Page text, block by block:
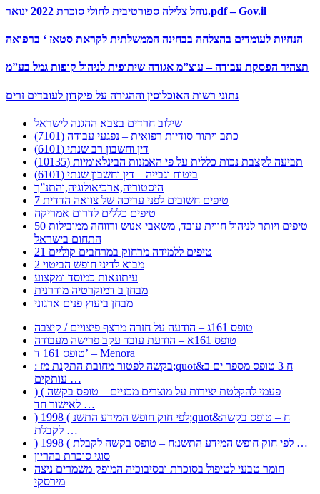
נוהל צלילה ספורטיבית לחולי סוכרת 2022 ינואר.pdf – Gov.il
הנחיות לעומדים בהצלחה בבחינה הממשלתית לקראת סטאז ‘ ברפואה
תצהיר הפסקת עבודה – עוצ”מ אגודה שיתופית לניהול קופות גמל בע”מ
נתוני רשות האוכלוסין וההגירה על פיקדון לעובדים זרים
שילוב חרדים בצבא ההגנה לישראל
כתב ויתור סודיות רפואית – נפגעי עבודה (7101)
דין וחשבון רב שנתי (6101)
תביעה לקצבת נכות כללית על פי האמנות הבינלאומיות (10135)
ביטוח וגבייה – דין וחשבון שנתי (6101)
היסטוריה,ארכיאולוגיה,והתנ”ך
7 טיפים חשובים לפני עריכה של צוואה הדדית
טיפים כללים לדרום אמריקה
50 טיפים ויותר לניהול חווית עובד, משאבי אנוש ורווחה ממובילות
התחום בישראל
21 טיפים ללמידה מרחוק במרחבים קוליים
מבוא לדיני חופש הביטוי 2
עיתונאות כמוסד ומקצוע
מבחן ב דמוקרטיה מודרנית
מבחן ביעוץ פנים ארגוני
טופס 161ג – הודעה על חזרה מרצף פיצויים / קיצבה
טופס 161א – הודעת עובד עקב פרישה מעבודה
טופס 161 ד’ – Menora
: בקשה לפטור מחובת התקנת מז;quot&ח 3 טופס מספר ים ב
עותקים …
) ( פעמי להקלטת יצירות על מוצרים מכניים – טופס בקשה
לאישור חד …
) 1998 ( לפי חוק חופש המידע התשנ;quot&ח – טופס בקשה
לקבלת …
) 1998 ( לפי חוק חופש המידע התשנ;ח – טופס בקשה לקבלת …
סוגי סוכרת בהריון
חומר טבעי לטיפול בסוכרת ובסיבוכיה המופק משמרים ניצה
מירסקי